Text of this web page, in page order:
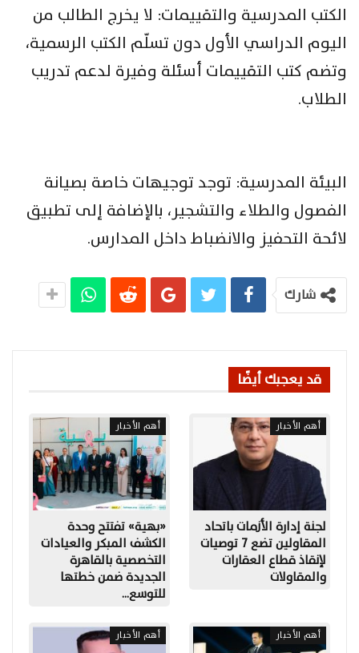
الكتب المدرسية والتقييمات: لا يخرج الطالب من
اليوم الدراسي الأول دون تسلّم الكتب الرسمية،
وتضم كتب التقييمات أسئلة وفيرة لدعم تدريب
الطلاب.
البيئة المدرسية: توجد توجيهات خاصة بصيانة
الفصول والطلاء والتشجير، بالإضافة إلى تطبيق
لائحة التحفيز والانضباط داخل المدارس.
شارك
قد يعجبك أيضًا
أهم الأخبار
لجنة إدارة الأزمات باتحاد
المقاولين تضع 7 توصيات
لإنقاذ قطاع العقارات
والمقاولات
أهم الأخبار
«بهية» تفتتح وحدة
الكشف المبكر والعيادات
التخصصية بالقاهرة
الجديدة ضمن خطتها
للتوسع…
أهم الأخبار أهم الأخبار